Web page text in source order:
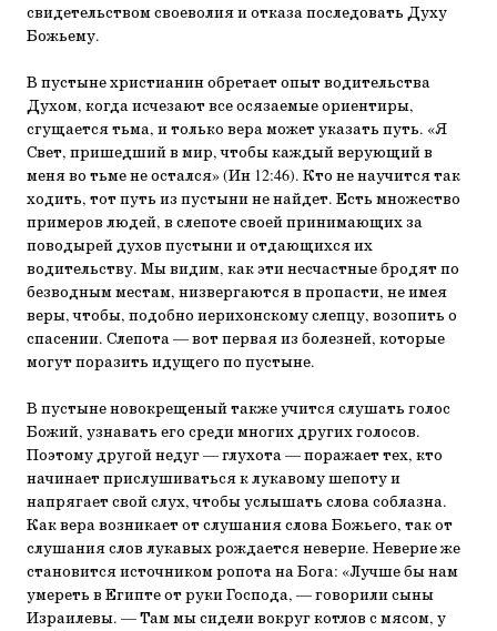
свидетельством своеволия и отказа последовать Духу
Божьему.
В пустыне христианин обретает опыт водительства
Духом, когда исчезают все осязаемые ориентиры,
сгущается тьма, и только вера может указать путь. «Я
Свет, пришедший в мир, чтобы каждый верующий в
меня во тьме не остался» (Ин 12:46). Кто не научится так
ходить, тот путь из пустыни не найдет. Есть множество
примеров людей, в слепоте своей принимающих за
поводырей духов пустыни и отдающихся их
водительству. Мы видим, как эти несчастные бродят по
безводным местам, низвергаются в пропасти, не имея
веры, чтобы, подобно иерихонскому слепцу, возопить о
спасении. Слепота — вот первая из болезней, которые
могут поразить идущего по пустыне.
В пустыне новокрещеный также учится слушать голос
Божий, узнавать его среди многих других голосов.
Поэтому другой недуг — глухота — поражает тех, кто
начинает прислушиваться к лукавому шепоту и
напрягает свой слух, чтобы услышать слова соблазна.
Как вера возникает от слушания слова Божьего, так от
слушания слов лукавых рождается неверие. Неверие же
становится источником ропота на Бога: «Лучше бы нам
умереть в Египте от руки Господа, — говорили сыны
Израилевы. — Там мы сидели вокруг котлов с мясом, у